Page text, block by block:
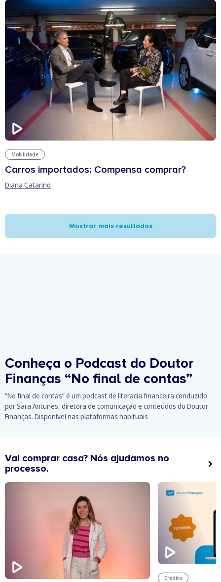
Mobilidade
Carros importados: Compensa comprar?
Diana Catarino
Mostrar mais resultados
Conheça o Podcast do Doutor
Finanças “No final de contas”
“No final de contas” é um podcast de literacia financeira conduzido
por Sara Antunes, diretora de comunicação e conteúdos do Doutor
Finanças. Disponível nas plataformas habituais
Vai comprar casa? Nós ajudamos no
processo.
Crédito